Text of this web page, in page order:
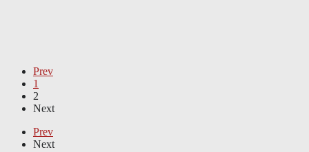
Prev
1
2
Next
Prev
Next